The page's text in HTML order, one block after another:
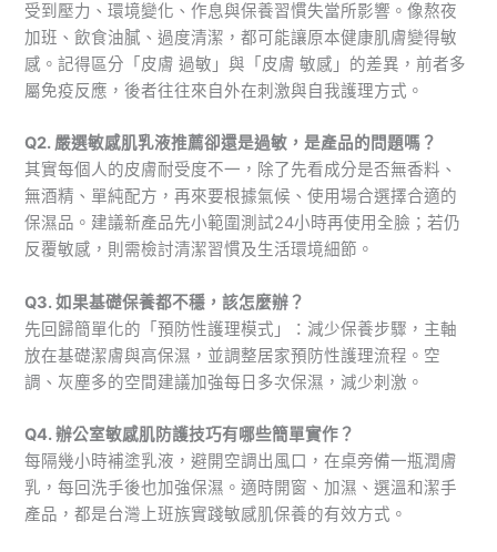
受到壓力、環境變化、作息與保養習慣失當所影響。像熬夜
加班、飲食油膩、過度清潔，都可能讓原本健康肌膚變得敏
感。記得區分「皮膚 過敏」與「皮膚 敏感」的差異，前者多
屬免疫反應，後者往往來自外在刺激與自我護理方式。
Q2. 嚴選敏感肌乳液推薦卻還是過敏，是產品的問題嗎？
其實每個人的皮膚耐受度不一，除了先看成分是否無香料、
無酒精、單純配方，再來要根據氣候、使用場合選擇合適的
保濕品。建議新產品先小範圍測試24小時再使用全臉；若仍
反覆敏感，則需檢討清潔習慣及生活環境細節。
Q3. 如果基礎保養都不穩，該怎麼辦？
先回歸簡單化的「預防性護理模式」：減少保養步驟，主軸
放在基礎潔膚與高保濕，並調整居家預防性護理流程。空
調、灰塵多的空間建議加強每日多次保濕，減少刺激。
Q4. 辦公室敏感肌防護技巧有哪些簡單實作？
每隔幾小時補塗乳液，避開空調出風口，在桌旁備一瓶潤膚
乳，每回洗手後也加強保濕。適時開窗、加濕、選溫和潔手
產品，都是台灣上班族實踐敏感肌保養的有效方式。